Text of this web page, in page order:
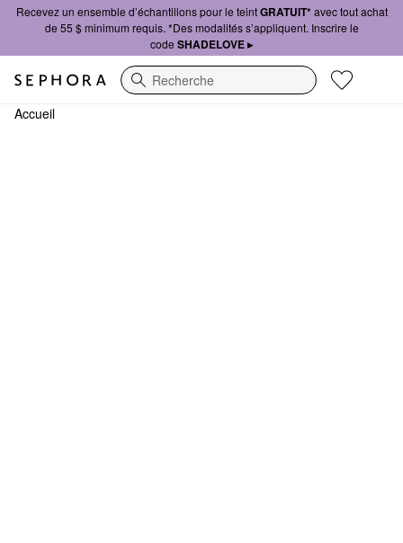
Recevez un ensemble d’échantillons pour le teintGRATUIT*avec tout achat
de 55 $ minimum requis. *Des modalités s’appliquent. Inscrire le
code SHADELOVE ▸
Recherche
Accueil